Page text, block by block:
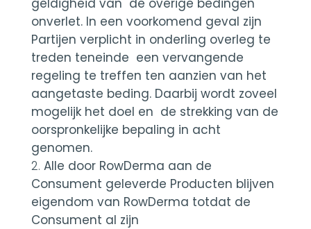
geldigheid van de overige bedingen
onverlet. In een voorkomend geval zijn
Partijen verplicht in onderling overleg te
treden teneinde een vervangende
regeling te treffen ten aanzien van het
aangetaste beding. Daarbij wordt zoveel
mogelijk het doel en de strekking van de
oorspronkelijke bepaling in acht
genomen.
Alle door RowDerma aan de
Consument geleverde Producten blijven
eigendom van RowDerma totdat de
Consument al zijn